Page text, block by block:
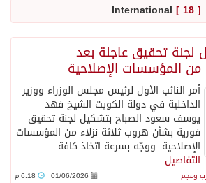
السديس: اتفاقية مكة تجسد مكانة المملكة الدينية وريادتها الحضارية والعالمية
International [ 18 ]
لجنة تحقيق عاجلة بعد
أمر النائب الأول لرئيس مجلس الوزراء ووزير
الداخلية في دولة الكويت الشيخ فهد
يوسف سعود الصباح بتشكيل لجنة تحقيق
فورية بشأن هروب ثلاثة نزلاء من المؤسسات
الإصلاحية. ووجّه بسرعة اتخاذ كافة ..
التفاصيل
وعجم 01/06/2026